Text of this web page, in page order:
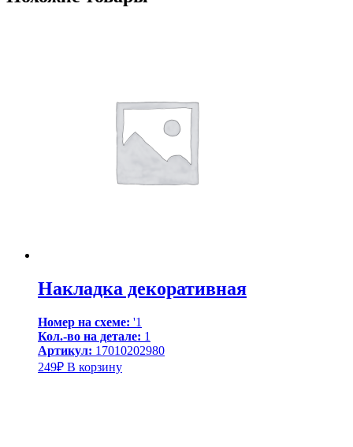
Накладка декоративная
Номер на схеме: '1
Кол.-во на детале: 1
Артикул: 17010202980
249₽ В корзину